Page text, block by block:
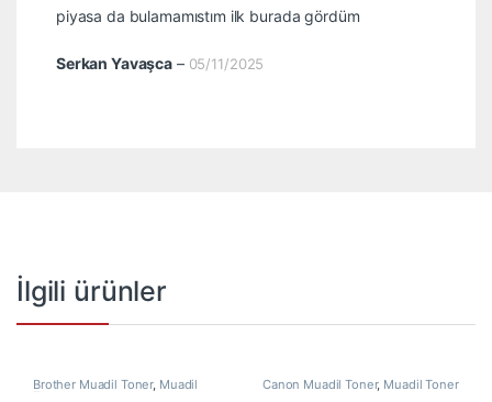
oy aldı
piyasa da bulamamıstım ilk burada gördüm
Serkan Yavaşca – 05/11/2025
İlgili ürünler
Brother Muadil Toner, Muadil Canon Muadil Toner, Muadil Toner